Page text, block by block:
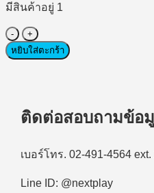
มีสินค้าอยู่ 1
จำนวน
Notebook
Dell
Pro
Essential
PV14255
AMD
หยิบใส่ตะกร้า
ติดต่อสอบถามข้อ
เบอร์โทร. 02-491-4564
Line ID: @nextplay